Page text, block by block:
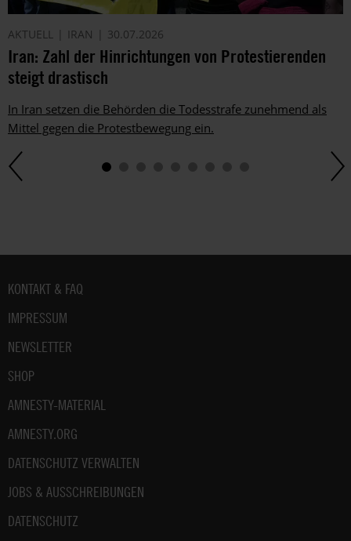
AKTUELL IRAN 30.07.2026
Iran: Zahl der Hinrichtungen von Protestierenden
steigt drastisch
In Iran setzen die Behörden die Todesstrafe zunehmend als
Mittel gegen die Protestbewegung ein.
Fußbereich
KONTAKT & FAQ
IMPRESSUM
NEWSLETTER
SHOP
AMNESTY-MATERIAL
AMNESTY.ORG
DATENSCHUTZ VERWALTEN
JOBS & AUSSCHREIBUNGEN
DATENSCHUTZ